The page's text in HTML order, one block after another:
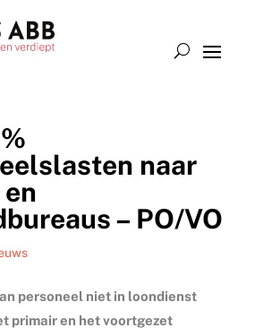
naar
en
– PO/VO
personeel niet in loondienst
primair en het voortgezet